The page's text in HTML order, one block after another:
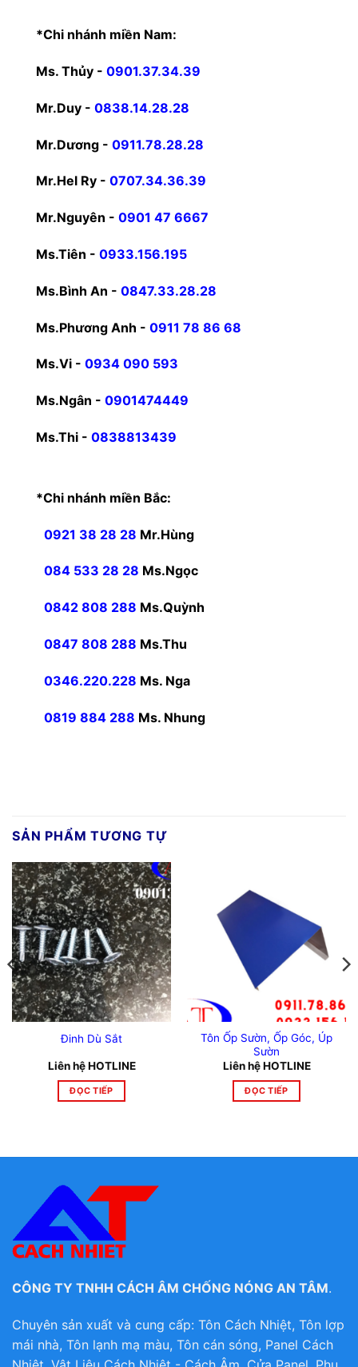
*Chi nhánh miền Nam:
Ms. Thủy - 0901.37.34.39
Mr.Duy - 0838.14.28.28
Mr.Dương - 0911.78.28.28
Mr.Hel Ry - 0707.34.36.39
Mr.Nguyên - 0901 47 6667
Ms.Tiên - 0933.156.195
Ms.Bình An - 0847.33.28.28
Ms.Phương Anh - 0911 78 86 68
Ms.Vi - 0934 090 593
Ms.Ngân - 0901474449
Ms.Thi - 0838813439
*Chi nhánh miền Bắc:
0921 38 28 28 Mr.Hùng
084 533 28 28 Ms.Ngọc
0842 808 288 Ms.Quỳnh
0847 808 288 Ms.Thu
0346.220.228 Ms. Nga
0819 884 288 Ms. Nhung
SẢN PHẨM TƯƠNG TỰ
Đinh Dù Sắt
Liên hệ HOTLINE
ĐỌC TIẾP
Tôn Ốp Sườn, Ốp Góc, Úp
Sườn
Liên hệ HOTLINE
ĐỌC TIẾP
CÔNG TY TNHH CÁCH ÂM CHỐNG NÓNG AN TÂM.
Chuyên sản xuất và cung cấp: Tôn Cách Nhiệt, Tôn lợp
mái nhà, Tôn lạnh mạ màu, Tôn cán sóng, Panel Cách